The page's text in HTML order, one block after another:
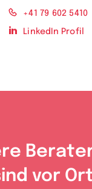
+41 79 602 5410
LinkedIn Profil
vor